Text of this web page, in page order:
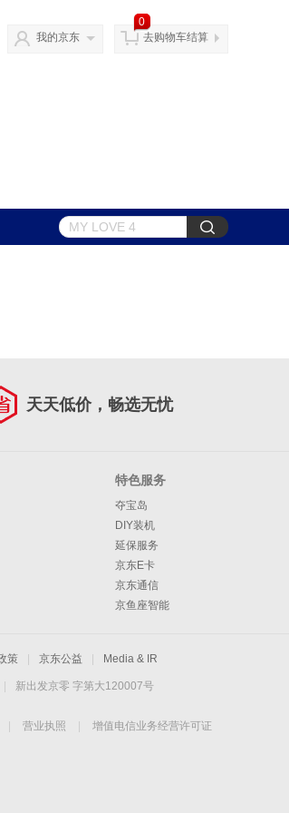
我的京东
0
去购物车结算
天天低价，畅选无忧
特色服务
夺宝岛
DIY装机
延保服务
京东E卡
京东通信
京鱼座智能
策 京东公益 Media & IR
新出发京零 字第大120007号
营业执照
增值电信业务经营许可证